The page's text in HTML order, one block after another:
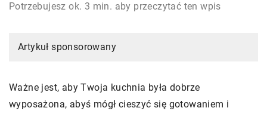
Potrzebujesz ok. 3 min. aby przeczytać ten wpis
Artykuł sponsorowany
Ważne jest, aby Twoja kuchnia była dobrze
wyposażona, abyś mógł cieszyć się gotowaniem i